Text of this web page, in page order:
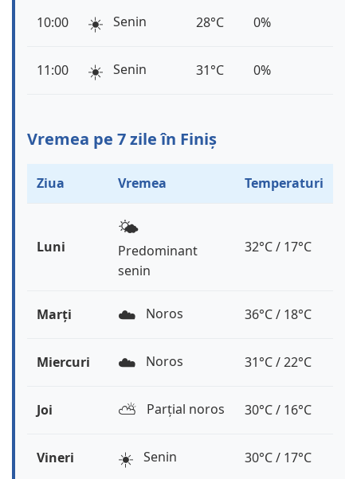
10:00 ☀️ Senin 28°C 0%
11:00 ☀️ Senin 31°C 0%
Vremea pe 7 zile în Finiș
Ziua Vremea Temperaturi
Luni
🌤️
Predominant
senin
32°C / 17°C
Marți ☁️ Noros 36°C / 18°C
Miercuri ☁️ Noros 31°C / 22°C
Joi ⛅️ Parțial noros 30°C / 16°C
Vineri ☀️ Senin 30°C / 17°C